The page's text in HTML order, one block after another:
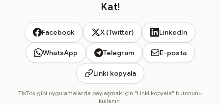
Kat!
Facebook X (Twitter) LinkedIn
WhatsApp Telegram E-posta
Linki kopyala
TikTok gibi uygulamalarda paylaşmak için "Linki kopyala" butonunu
kullanın.